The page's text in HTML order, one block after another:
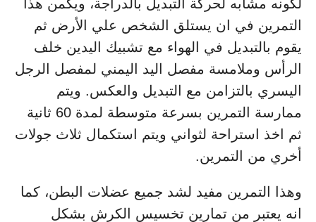
لكونه مشابه لحركة التبديل بالدراجة، ويكمن هذا
التمرين في ان يستلق الشخص علي الأرض ثم
يقوم بالتبديل في الهواء مع تشبيك اليدين خلف
الرأس وملامسة مفصل اليد اليمني لمفصل الرجل
اليسري بالتزامن مع التبديل والعكس. ويتم
ممارسة التمرين بسرعة متوسطة لمدة 60 ثانية
ثم اخذ استراحة لثواني ويتم استكمال ثلاث جولات
أخري من التمرين.
وهذا التمرين مفيد لشد جميع عضلات البطن، كما
انه يعتبر من تمارين تخسيس الكرش بشكل